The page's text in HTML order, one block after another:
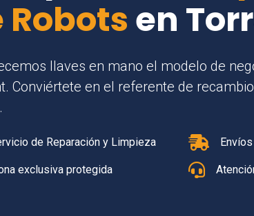
Robotsen
llaves en mano el modelo de
Conviértete en el referente de
de Reparación y Limpieza
exclusiva protegida